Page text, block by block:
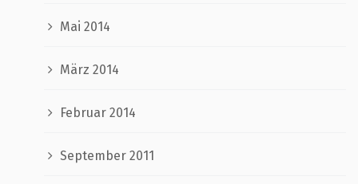
Mai 2014
März 2014
Februar 2014
September 2011